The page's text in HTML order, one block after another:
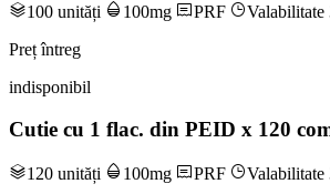
100 unități 100mg PRF Valabilitate
Preț întreg
indisponibil
Cutie cu 1 flac. din PEID x 120
120 unități 100mg PRF Valabilitate